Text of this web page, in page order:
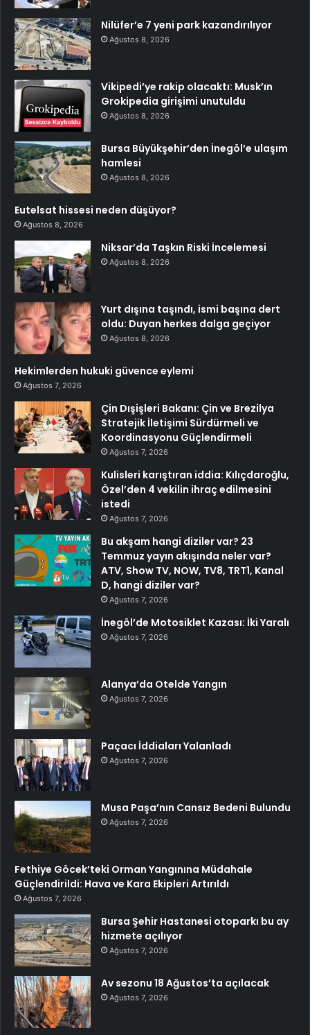
Nilüfer’e 7 yeni park kazandırılıyor
Ağustos 8, 2026
Vikipedi’ye rakip olacaktı: Musk’ın
Grokipedia girişimi unutuldu
Ağustos 8, 2026
Bursa Büyükşehir’den İnegöl’e ulaşım
hamlesi
Ağustos 8, 2026
Eutelsat hissesi neden düşüyor?
Ağustos 8, 2026
Niksar’da Taşkın Riski İncelemesi
Ağustos 8, 2026
Yurt dışına taşındı, ismi başına dert
oldu: Duyan herkes dalga geçiyor
Ağustos 8, 2026
Hekimlerden hukuki güvence eylemi
Ağustos 7, 2026
Çin Dışişleri Bakanı: Çin ve Brezilya
Stratejik İletişimi Sürdürmeli ve
Koordinasyonu Güçlendirmeli
Ağustos 7, 2026
Kulisleri karıştıran iddia: Kılıçdaroğlu,
Özel’den 4 vekilin ihraç edilmesini
istedi
Ağustos 7, 2026
Bu akşam hangi diziler var? 23
Temmuz yayın akışında neler var?
ATV, Show TV, NOW, TV8, TRT1, Kanal
D, hangi diziler var?
Ağustos 7, 2026
İnegöl’de Motosiklet Kazası: İki Yaralı
Ağustos 7, 2026
Alanya’da Otelde Yangın
Ağustos 7, 2026
Paçacı İddiaları Yalanladı
Ağustos 7, 2026
Musa Paşa’nın Cansız Bedeni Bulundu
Ağustos 7, 2026
Fethiye Göcek’teki Orman Yangınına Müdahale
Güçlendirildi: Hava ve Kara Ekipleri Artırıldı
Ağustos 7, 2026
Bursa Şehir Hastanesi otoparkı bu ay
hizmete açılıyor
Ağustos 7, 2026
Av sezonu 18 Ağustos’ta açılacak
Ağustos 7, 2026